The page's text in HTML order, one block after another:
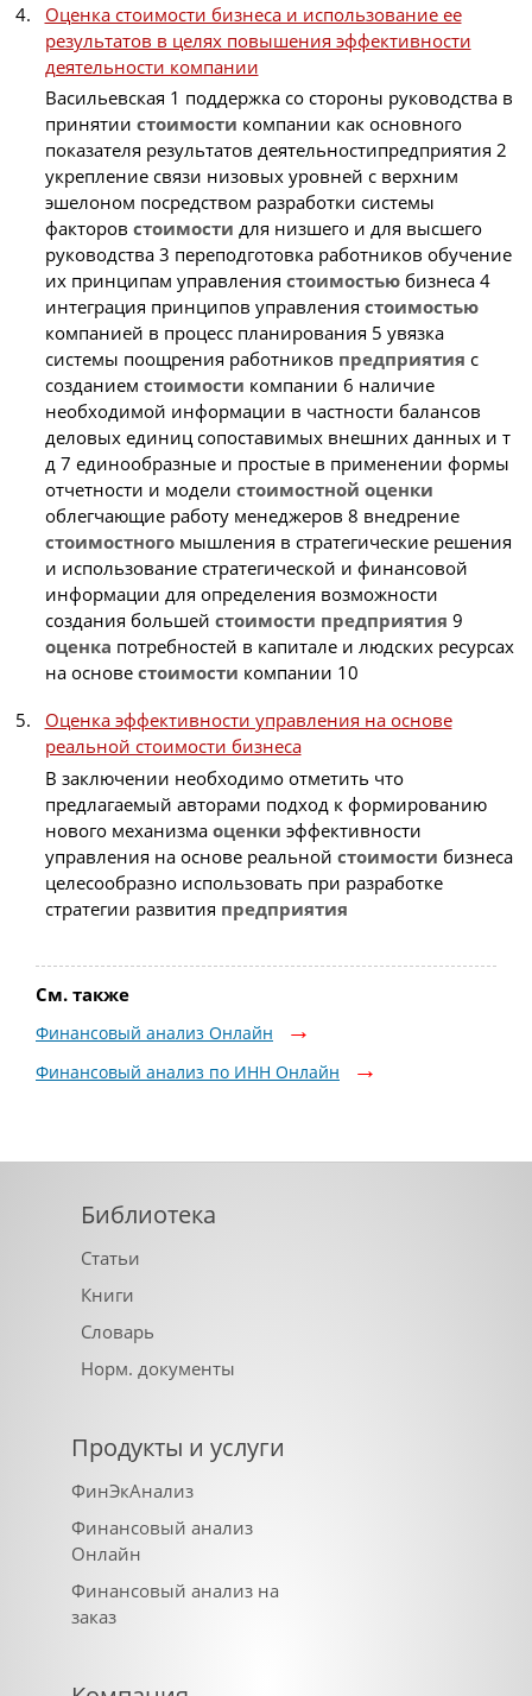
Оценка стоимости бизнеса и использование ее
результатов в целях повышения эффективности
деятельности компании
Васильевская 1 поддержка со стороны руководства в
принятии стоимости компании как основного
показателя результатов деятельностипредприятия 2
укрепление связи низовых уровней с верхним
эшелоном посредством разработки системы
факторов стоимости для низшего и для высшего
руководства 3 переподготовка работников обучение
их принципам управления стоимостьюбизнеса 4
интеграция принципов управления стоимостью
компанией в процесс планирования 5 увязка
системы поощрения работников предприятия с
созданием стоимости компании 6 наличие
необходимой информации в частности балансов
деловых единиц сопоставимых внешних данных и т
д 7 единообразные и простые в применении формы
отчетности и модели стоимостной оценки
облегчающие работу менеджеров 8 внедрение
стоимостногомышления в стратегические решения
и использование стратегической и финансовой
информации для определения возможности
создания большей стоимости предприятия 9
оценка потребностей в капитале и людских ресурсах
на основе стоимости компании 10
Оценка эффективности управления на основе
реальной стоимости бизнеса
В заключении необходимо отметить что
предлагаемый авторами подход к формированию
нового механизма оценки эффективности
управления на основе реальной стоимости бизнеса
целесообразно использовать при разработке
стратегии развития предприятия
См. также
Финансовый анализ Онлайн
Финансовый анализ по ИНН Онлайн
Библиотека
Статьи
Книги
Словарь
Норм. документы
Продукты и услуги
ФинЭкАнализ
Финансовый анализ
Онлайн
Финансовый анализ на
заказ